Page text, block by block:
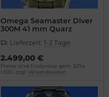
Omega Seamaster Diver
300M 41 mm Quarz
Lieferzeit: 1-2 Tage
2.499,00 €
Preise sind Endpreise gem. §25a
UStG zzgl. Versandkosten